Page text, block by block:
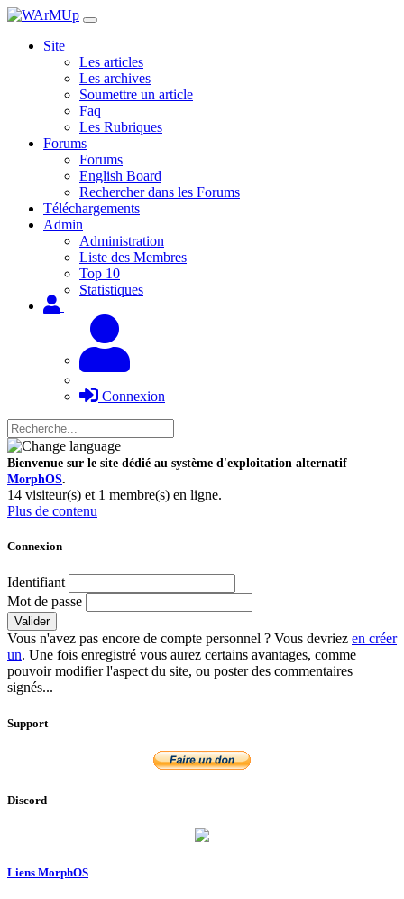
Site
Les articles
Les archives
Soumettre un article
Faq
Les Rubriques
Forums
Forums
English Board
Rechercher dans les Forums
Téléchargements
Admin
Administration
Liste des Membres
Top 10
Statistiques
Connexion
Bienvenue sur le site dédié au système d'exploitation alternatif
MorphOS.
14 visiteur(s) et 1 membre(s) en ligne.
Plus de contenu
Connexion
Identifiant
Mot de passe
Valider
Vous n'avez pas encore de compte personnel ? Vous devriez en créer
un. Une fois enregistré vous aurez certains avantages, comme
pouvoir modifier l'aspect du site, ou poster des commentaires
signés...
Support
Discord
Liens MorphOS